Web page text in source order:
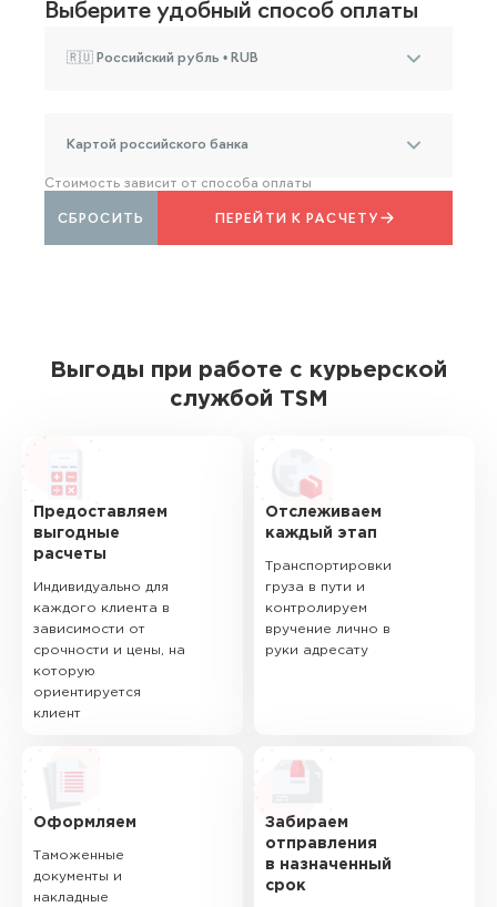
Выберите удобный способ оплаты
🇷🇺 Российский рубль • RUB
Картой российского банка
Стоимость зависит от способа оплаты
ПЕРЕЙТИ К РАСЧЕТУ
СБРОСИТЬ
Выгоды при работе с курьерской
службой TSM
Предоставляем
выгодные
расчеты
Индивидуально для
каждого клиента в
зависимости от
срочности и цены, на
которую
ориентируется
клиент
Отслеживаем
каждый этап
Транспортировки
груза в пути и
контролируем
вручение лично в
руки адресату
Оформляем
Таможенные
документы и
накладные
Забираем
отправления
в назначенный
срок